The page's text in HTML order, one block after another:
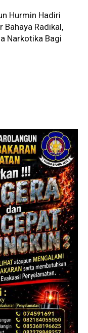
Hurmin Hadiri
Bahaya Radikal,
Narkotika Bagi